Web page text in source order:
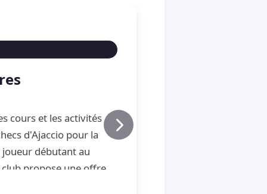
cours et les activités
d'Ajaccio pour la
débutant au
propose une offre